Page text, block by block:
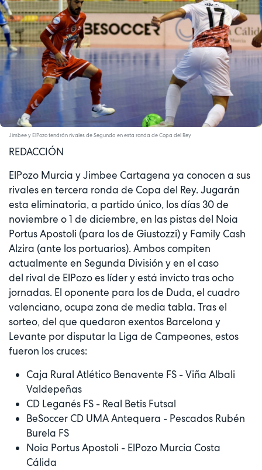
Jimbee y ElPozo tendrán rivales de Segunda en esta ronda de Copa del Rey
REDACCIÓN
ElPozo Murcia y Jimbee Cartagena ya conocen a sus
rivales en tercera ronda de Copa del Rey. Jugarán
esta eliminatoria, a partido único, los días 30 de
noviembre o 1 de diciembre, en las pistas del Noia
Portus Apostoli (para los de Giustozzi) y Family Cash
Alzira (ante los portuarios). Ambos compiten
actualmente en Segunda División y en el caso
del rival de ElPozo es líder y está invicto tras ocho
jornadas. El oponente para los de Duda, el cuadro
valenciano, ocupa zona de media tabla. Tras el
sorteo, del que quedaron exentos Barcelona y
Levante por disputar la Liga de Campeones, estos
fueron los cruces:
Caja Rural Atlético Benavente FS - Viña Albali
Valdepeñas
CD Leganés FS - Real Betis Futsal
BeSoccer CD UMA Antequera - Pescados Rubén
Burela FS
Noia Portus Apostoli - ElPozo Murcia Costa
Cálida